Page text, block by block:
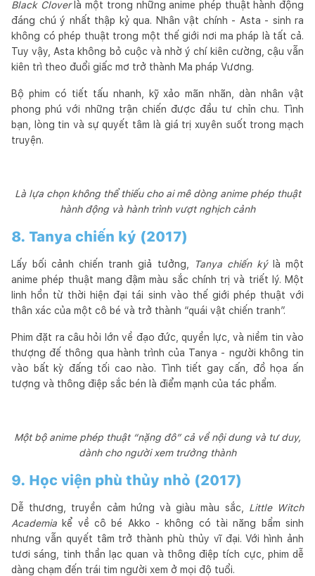
Black Cloverlà một trong những anime phép thuật hành động
đáng chú ý nhất thập kỷ qua. Nhân vật chính - Asta - sinh ra
không có phép thuật trong một thế giới nơi ma pháp là tất cả.
Tuy vậy, Asta không bỏ cuộc và nhờ ý chí kiên cường, cậu vẫn
kiên trì theo đuổi giấc mơ trở thành Ma pháp Vương.
Bộ phim có tiết tấu nhanh, kỹ xảo mãn nhãn, dàn nhân vật
phong phú với những trận chiến được đầu tư chỉn chu. Tình
bạn, lòng tin và sự quyết tâm là giá trị xuyên suốt trong mạch
truyện.
Là lựa chọn không thể thiếu cho ai mê dòng anime phép thuật
hành động và hành trình vượt nghịch cảnh
8. Tanya chiến ký (2017)
Lấy bối cảnh chiến tranh giả tưởng, Tanya chiến kýlà một
anime phép thuật mang đậm màu sắc chính trị và triết lý. Một
linh hồn từ thời hiện đại tái sinh vào thế giới phép thuật với
thân xác của một cô bé và trở thành “quái vật chiến tranh”.
Phim đặt ra câu hỏi lớn về đạo đức, quyền lực, và niềm tin vào
thượng đế thông qua hành trình của Tanya - người không tin
vào bất kỳ đấng tối cao nào. Tình tiết gay cấn, đồ họa ấn
tượng và thông điệp sắc bén là điểm mạnh của tác phẩm.
Một bộ anime phép thuật “nặng đô” cả về nội dung và tư duy,
dành cho người xem trưởng thành
9. Học viện phù thủy nhỏ (2017)
Dễ thương, truyền cảm hứng và giàu màu sắc, Little Witch
Academia kể về cô bé Akko - không có tài năng bẩm sinh
nhưng vẫn quyết tâm trở thành phù thủy vĩ đại. Với hình ảnh
tươi sáng, tinh thần lạc quan và thông điệp tích cực, phim dễ
dàng chạm đến trái tim người xem ở mọi độ tuổi.